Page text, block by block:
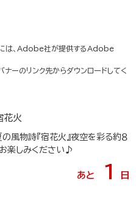
には、Adobe社が提供するAdobe
のリンク先からダウンロードしてく
花火
風物詩『宿花火』夜空を彩る約８
楽しみください♪
あと 1 日